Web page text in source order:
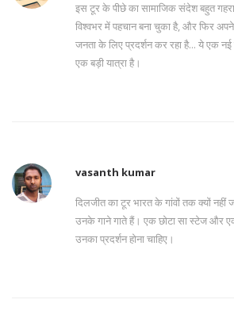
इस टूर के पीछे का सामाजिक संदेश बहुत
विश्वभर में पहचान बना चुका है, और फिर
जनता के लिए प्रदर्शन कर रहा है... ये एक
एक बड़ी यात्रा है।
vasanth kumar
दिलजीत का टूर भारत के गांवों तक क्यों नहीं
उनके गाने गाते हैं। एक छोटा सा स्टेज और
उनका प्रदर्शन होना चाहिए।